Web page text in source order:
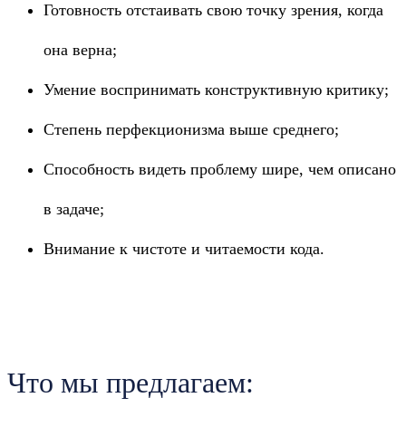
Готовность отстаивать свою точку зрения, когда
она верна;
Умение воспринимать конструктивную критику;
Степень перфекционизма выше среднего;
Способность видеть проблему шире, чем описано
в задаче;
Внимание к чистоте и читаемости кода.
Что мы предлагаем: